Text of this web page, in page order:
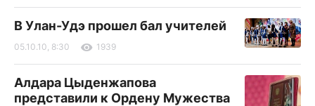
В Улан-Удэ прошел бал учителей
05.10.10, 8:30 1939
Алдара Цыденжапова
представили к Ордену Мужества